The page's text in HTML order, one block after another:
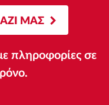
ΜΑΣ
πληροφορίες σε